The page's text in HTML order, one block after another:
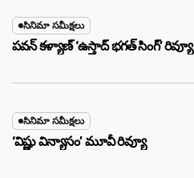
సినిమా సమీక్షలు
పవన్ కళ్యాణ్ ‘ఉస్తాద్ భ‌గ‌త్ సింగ్’ రివ్యూ
సినిమా సమీక్షలు
‘విష్ణు విన్యాసం’ మూవీ రివ్యూ